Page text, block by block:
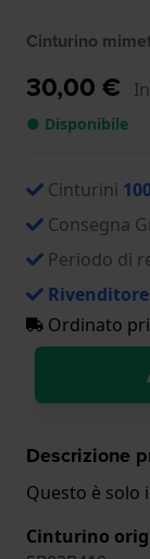
Cinturino
30,00 €
● Disponibile
Cinturini
Consegna
Periodo di
Ordinato
Descrizione
Questo è
Cinturino